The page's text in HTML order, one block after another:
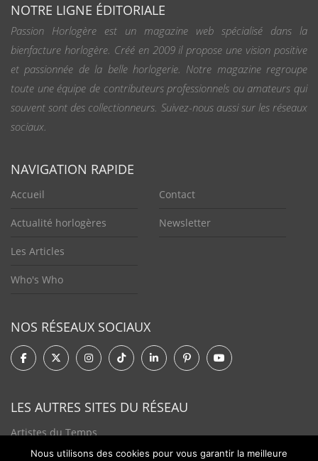
NOTRE LIGNE ÉDITORIALE
Passion Horlogère est un magazine web spécialisé dans la
bienfacture horlogère. Créé en 2009 il propose une vision positive
et passionnée de la belle horlogerie. Notre magazine regroupe
toute une équipe de contributeurs professionnels ou amateurs qui
souvent sont des collectionneurs. Suivez-nous aussi sur les réseaux
sociaux.
NAVIGATION RAPIDE
Accueil
Actualité horlogères
Les Articles
Who's Who
Contact
Newsletter
NOS RÉSEAUX SOCIAUX
LES AUTRES SITES DU RÉSEAU
Artistes du Temps
Nous utilisons des cookies pour vous garantir la meilleure